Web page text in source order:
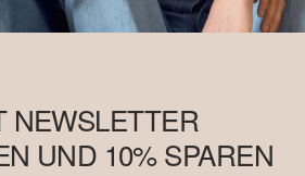
NEWSLETTER
UND 10% SPAREN